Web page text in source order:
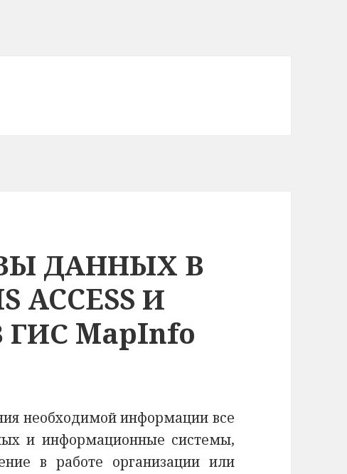
ДАННЫХ В
И
ГИС MapInfo
необходимой информации все
и информационные системы,
в работе организации или